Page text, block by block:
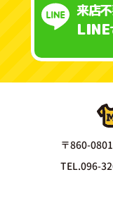
来店
LINE
〒860-
TEL.096-